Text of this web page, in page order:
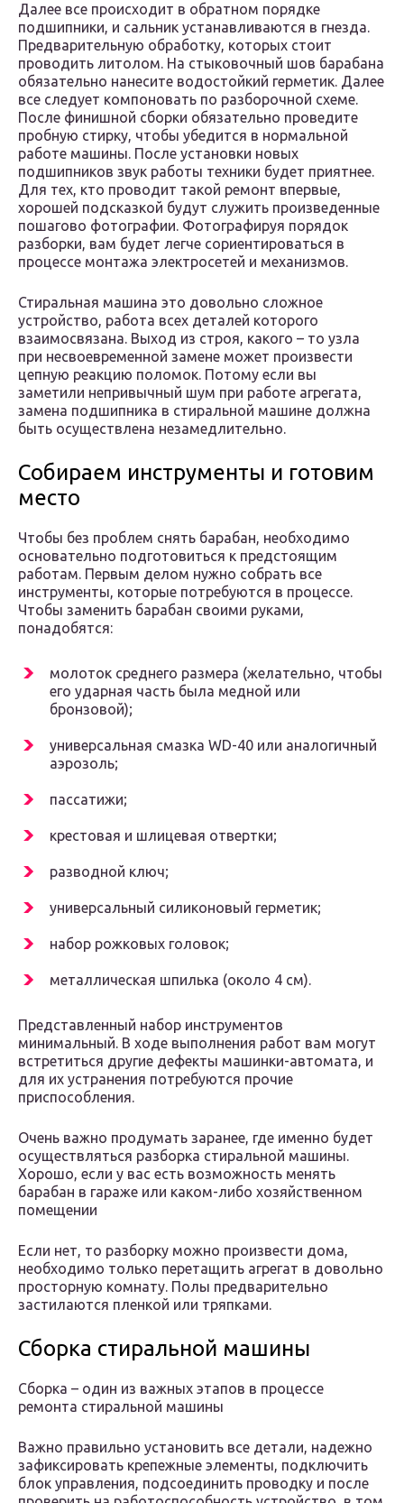
Далее все происходит в обратном порядке
подшипники, и сальник устанавливаются в гнезда.
Предварительную обработку, которых стоит
проводить литолом. На стыковочный шов барабана
обязательно нанесите водостойкий герметик. Далее
все следует компоновать по разборочной схеме.
После финишной сборки обязательно проведите
пробную стирку, чтобы убедится в нормальной
работе машины. После установки новых
подшипников звук работы техники будет приятнее.
Для тех, кто проводит такой ремонт впервые,
хорошей подсказкой будут служить произведенные
пошагово фотографии. Фотографируя порядок
разборки, вам будет легче сориентироваться в
процессе монтажа электросетей и механизмов.
Стиральная машина это довольно сложное
устройство, работа всех деталей которого
взаимосвязана. Выход из строя, какого – то узла
при несвоевременной замене может произвести
цепную реакцию поломок. Потому если вы
заметили непривычный шум при работе агрегата,
замена подшипника в стиральной машине должна
быть осуществлена незамедлительно.
Собираем инструменты и готовим
место
Чтобы без проблем снять барабан, необходимо
основательно подготовиться к предстоящим
работам. Первым делом нужно собрать все
инструменты, которые потребуются в процессе.
Чтобы заменить барабан своими руками,
понадобятся:
молоток среднего размера (желательно, чтобы
его ударная часть была медной или
бронзовой);
универсальная смазка WD-40 или аналогичный
аэрозоль;
пассатижи;
крестовая и шлицевая отвертки;
разводной ключ;
универсальный силиконовый герметик;
набор рожковых головок;
металлическая шпилька (около 4 см).
Представленный набор инструментов
минимальный. В ходе выполнения работ вам могут
встретиться другие дефекты машинки-автомата, и
для их устранения потребуются прочие
приспособления.
Очень важно продумать заранее, где именно будет
осуществляться разборка стиральной машины.
Хорошо, если у вас есть возможность менять
барабан в гараже или каком-либо хозяйственном
помещении
Если нет, то разборку можно произвести дома,
необходимо только перетащить агрегат в довольно
просторную комнату. Полы предварительно
застилаются пленкой или тряпками.
Сборка стиральной машины
Сборка – один из важных этапов в процессе
ремонта стиральной машины
Важно правильно установить все детали, надежно
зафиксировать крепежные элементы, подключить
блок управления, подсоединить проводку и после